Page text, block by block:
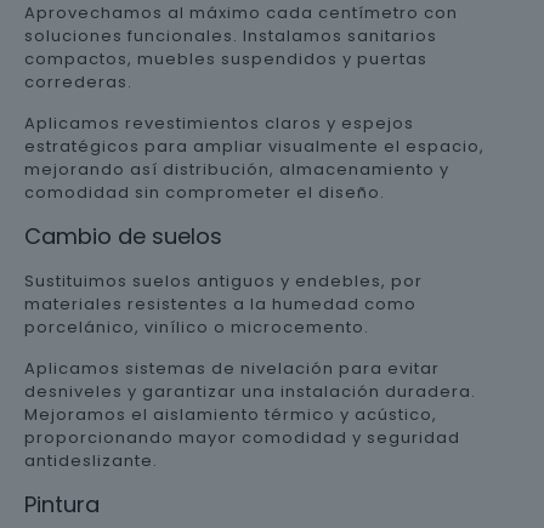
Aprovechamos al máximo cada centímetro con
soluciones funcionales. Instalamos sanitarios
compactos, muebles suspendidos y puertas
correderas.
Aplicamos revestimientos claros y espejos
estratégicos para ampliar visualmente el espacio,
mejorando así distribución, almacenamiento y
comodidad sin comprometer el diseño.
Cambio de suelos
Sustituimos suelos antiguos y endebles, por
materiales resistentes a la humedad como
porcelánico, vinílico o microcemento.
Aplicamos sistemas de nivelación para evitar
desniveles y garantizar una instalación duradera.
Mejoramos el aislamiento térmico y acústico,
proporcionando mayor comodidad y seguridad
antideslizante.
Pintura